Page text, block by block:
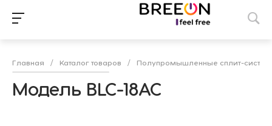
Главная / Каталог товаров / Полупромышленные сплит-
Модель BLC-18AC